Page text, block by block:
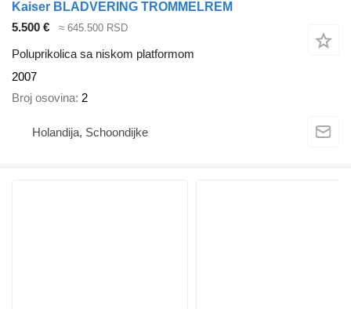
Kaiser BLADVERING TROMMELREM
5.500 €
≈ 645.500 RSD
Poluprikolica sa niskom platformom
2007
Broj osovina 2
Holandija, Schoondijke